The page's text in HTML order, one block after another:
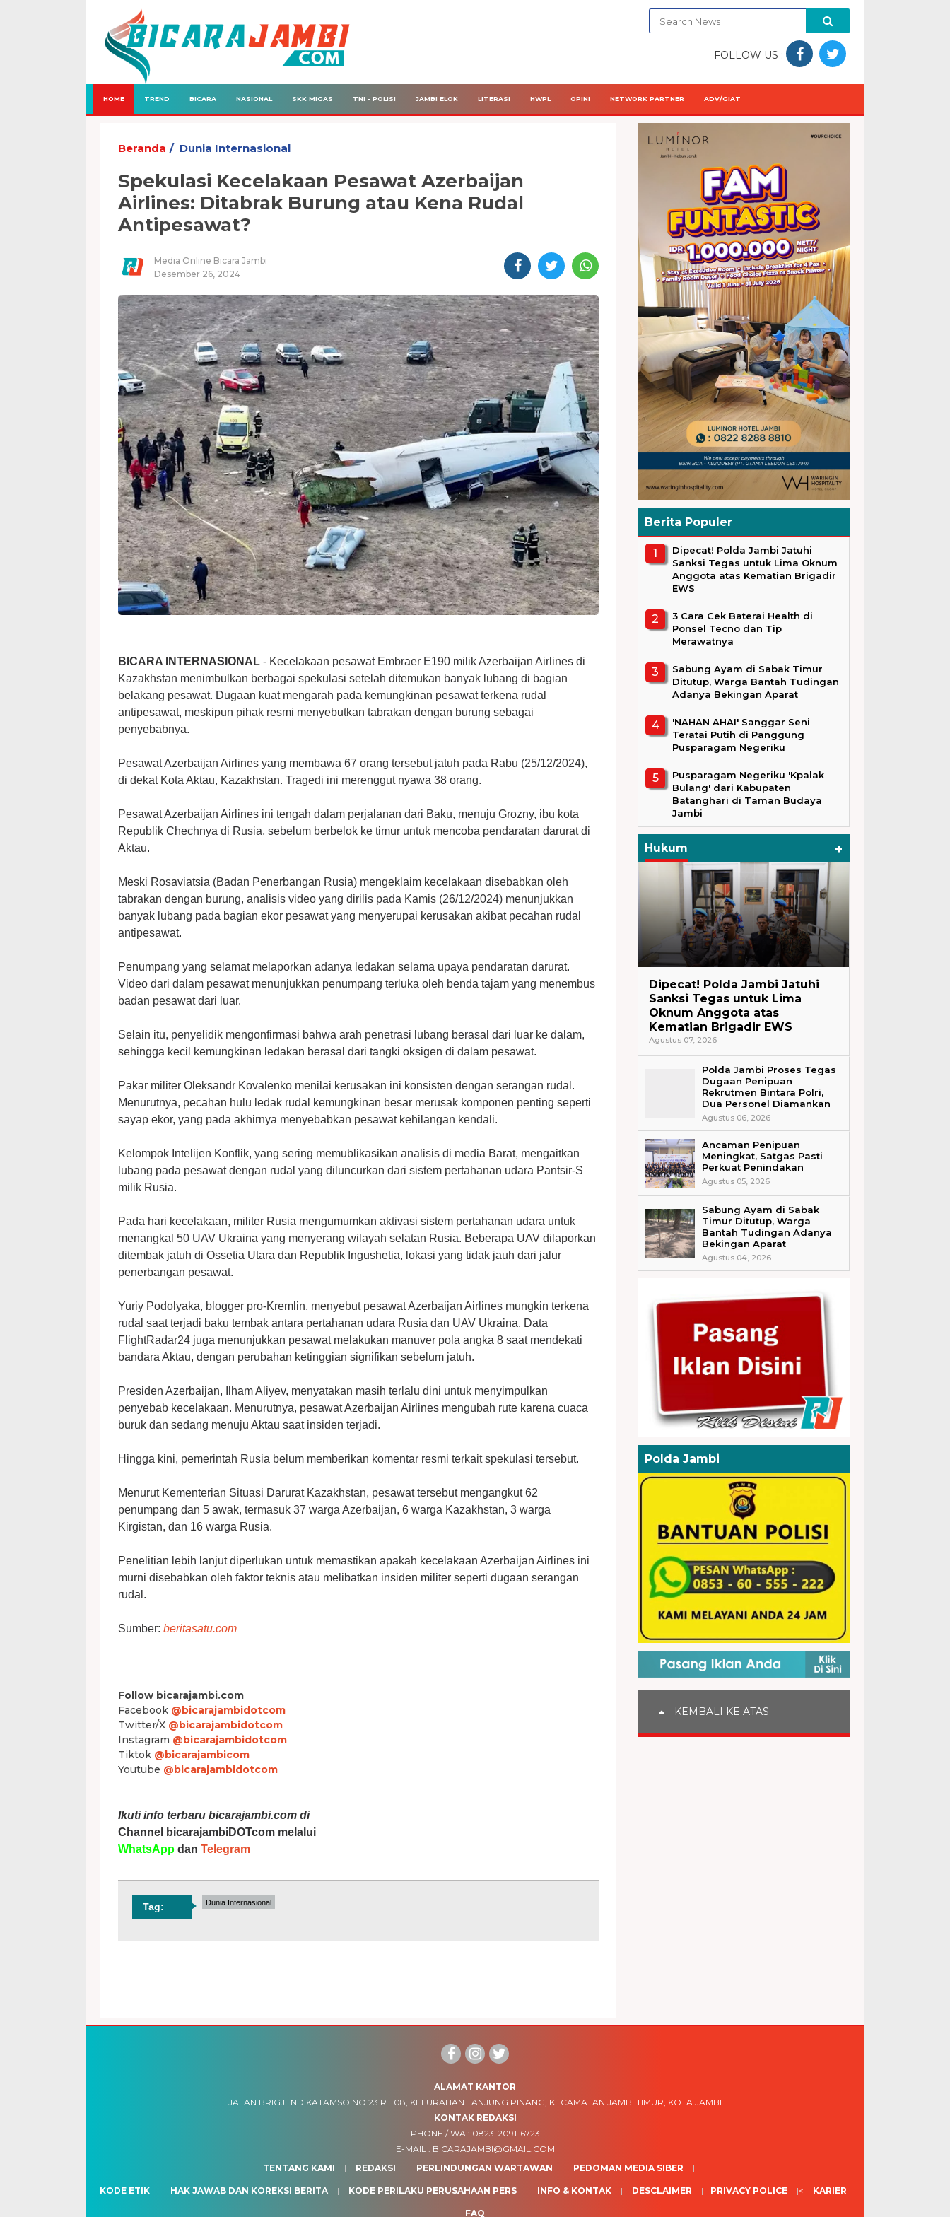
FOLLOW US :
HOME TREND BICARA NASIONAL SKK MIGAS TNI - POLISI JAMBI ELOK LITERASI HWPL OPINI NETWORK PARTNER ADV/GIAT
Beranda Dunia Internasional
Spekulasi Kecelakaan Pesawat Azerbaijan
Airlines: Ditabrak Burung atau Kena Rudal
Antipesawat?
Media Online Bicara Jambi
Desember 26, 2024
BICARA INTERNASIONAL - Kecelakaan pesawat Embraer E190 milik Azerbaijan Airlines di
Kazakhstan menimbulkan berbagai spekulasi setelah ditemukan banyak lubang di bagian
belakang pesawat. Dugaan kuat mengarah pada kemungkinan pesawat terkena rudal
antipesawat, meskipun pihak resmi menyebutkan tabrakan dengan burung sebagai
penyebabnya.
Pesawat Azerbaijan Airlines yang membawa 67 orang tersebut jatuh pada Rabu (25/12/2024),
di dekat Kota Aktau, Kazakhstan. Tragedi ini merenggut nyawa 38 orang.
Pesawat Azerbaijan Airlines ini tengah dalam perjalanan dari Baku, menuju Grozny, ibu kota
Republik Chechnya di Rusia, sebelum berbelok ke timur untuk mencoba pendaratan darurat di
Aktau.
Meski Rosaviatsia (Badan Penerbangan Rusia) mengeklaim kecelakaan disebabkan oleh
tabrakan dengan burung, analisis video yang dirilis pada Kamis (26/12/2024) menunjukkan
banyak lubang pada bagian ekor pesawat yang menyerupai kerusakan akibat pecahan rudal
antipesawat.
Penumpang yang selamat melaporkan adanya ledakan selama upaya pendaratan darurat.
Video dari dalam pesawat menunjukkan penumpang terluka oleh benda tajam yang menembus
badan pesawat dari luar.
Selain itu, penyelidik mengonfirmasi bahwa arah penetrasi lubang berasal dari luar ke dalam,
sehingga kecil kemungkinan ledakan berasal dari tangki oksigen di dalam pesawat.
Pakar militer Oleksandr Kovalenko menilai kerusakan ini konsisten dengan serangan rudal.
Menurutnya, pecahan hulu ledak rudal kemungkinan besar merusak komponen penting seperti
sayap ekor, yang pada akhirnya menyebabkan pesawat kehilangan kendali.
Kelompok Intelijen Konflik, yang sering memublikasikan analisis di media Barat, mengaitkan
lubang pada pesawat dengan rudal yang diluncurkan dari sistem pertahanan udara Pantsir-S
milik Rusia.
Pada hari kecelakaan, militer Rusia mengumumkan aktivasi sistem pertahanan udara untuk
menangkal 50 UAV Ukraina yang menyerang wilayah selatan Rusia. Beberapa UAV dilaporkan
ditembak jatuh di Ossetia Utara dan Republik Ingushetia, lokasi yang tidak jauh dari jalur
penerbangan pesawat.
Yuriy Podolyaka, blogger pro-Kremlin, menyebut pesawat Azerbaijan Airlines mungkin terkena
rudal saat terjadi baku tembak antara pertahanan udara Rusia dan UAV Ukraina. Data
FlightRadar24 juga menunjukkan pesawat melakukan manuver pola angka 8 saat mendekati
bandara Aktau, dengan perubahan ketinggian signifikan sebelum jatuh.
Presiden Azerbaijan, Ilham Aliyev, menyatakan masih terlalu dini untuk menyimpulkan
penyebab kecelakaan. Menurutnya, pesawat Azerbaijan Airlines mengubah rute karena cuaca
buruk dan sedang menuju Aktau saat insiden terjadi.
Hingga kini, pemerintah Rusia belum memberikan komentar resmi terkait spekulasi tersebut.
Menurut Kementerian Situasi Darurat Kazakhstan, pesawat tersebut mengangkut 62
penumpang dan 5 awak, termasuk 37 warga Azerbaijan, 6 warga Kazakhstan, 3 warga
Kirgistan, dan 16 warga Rusia.
Penelitian lebih lanjut diperlukan untuk memastikan apakah kecelakaan Azerbaijan Airlines ini
murni disebabkan oleh faktor teknis atau melibatkan insiden militer seperti dugaan serangan
rudal.
Sumber: beritasatu.com
Follow bicarajambi.com
Facebook @bicarajambidotcom
Twitter/X @bicarajambidotcom
Instagram @bicarajambidotcom
Tiktok @bicarajambicom
Youtube @bicarajambidotcom
Ikuti info terbaru bicarajambi.com di
Channel bicarajambiDOTcom melalui
WhatsApp dan Telegram
Tag: Dunia Internasional
Berita Populer
Dipecat! Polda Jambi Jatuhi
Sanksi Tegas untuk Lima Oknum
Anggota atas Kematian Brigadir
EWS
3 Cara Cek Baterai Health di
Ponsel Tecno dan Tip
Merawatnya
Sabung Ayam di Sabak Timur
Ditutup, Warga Bantah Tudingan
Adanya Bekingan Aparat
'NAHAN AHAI' Sanggar Seni
Teratai Putih di Panggung
Pusparagam Negeriku
Pusparagam Negeriku 'Kpalak
Bulang' dari Kabupaten
Batanghari di Taman Budaya
Jambi
Hukum +
Dipecat! Polda Jambi Jatuhi
Sanksi Tegas untuk Lima
Oknum Anggota atas
Kematian Brigadir EWS
Agustus 07, 2026
Polda Jambi Proses Tegas
Dugaan Penipuan
Rekrutmen Bintara Polri,
Dua Personel Diamankan
Agustus 06, 2026
Ancaman Penipuan
Meningkat, Satgas Pasti
Perkuat Penindakan
Agustus 05, 2026
Sabung Ayam di Sabak
Timur Ditutup, Warga
Bantah Tudingan Adanya
Bekingan Aparat
Agustus 04, 2026
Polda Jambi
KEMBALI KE ATAS
ALAMAT KANTOR
JALAN BRIGJEND KATAMSO NO.23 RT.08, KELURAHAN TANJUNG PINANG, KECAMATAN JAMBI TIMUR, KOTA JAMBI
KONTAK REDAKSI
PHONE / WA : 0823-2091-6723
E-MAIL : BICARAJAMBI@GMAIL.COM
TENTANG KAMI
REDAKSI PERLINDUNGAN WARTAWAN PEDOMAN MEDIA SIBER
KODE ETIK HAK JAWAB DAN KOREKSI BERITA KODE PERILAKU PERUSAHAAN PERS INFO & KONTAK DESCLAIMER PRIVACY POLICE < KARIER
FAQ